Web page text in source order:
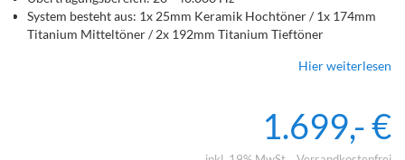
System besteht aus: 1x 25mm Keramik Hochtöner / 1x 174mm
Titanium Mitteltöner / 2x 192mm Titanium Tieftöner
Hier weiterlesen
1.699,- €